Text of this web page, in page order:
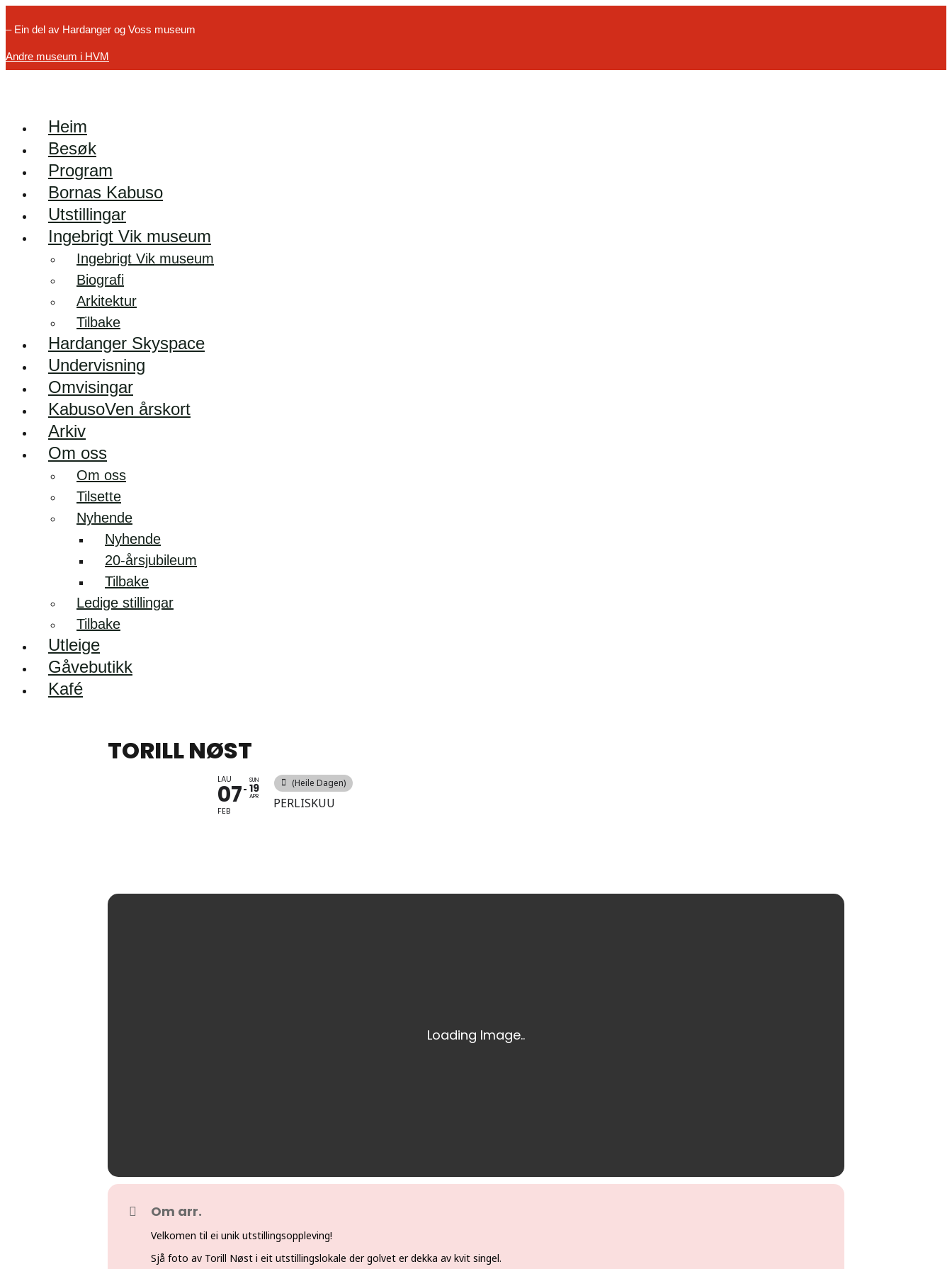
– Ein del av Hardanger og Voss museum
Andre museum i HVM
Heim
Besøk
Program
Bornas Kabuso
Utstillingar
Ingebrigt Vik museum
Ingebrigt Vik museum
Biografi
Arkitektur
Tilbake
Hardanger Skyspace
Undervisning
Omvisingar
KabusoVen årskort
Arkiv
Om oss
Om oss
Tilsette
Nyhende
Nyhende
20-årsjubileum
Tilbake
Ledige stillingar
Tilbake
Utleige
Gåvebutikk
Kafé
TORILL NØST
LAU
07
FEB
SUN
19
APR
(Heile Dagen)
PERLISKUU
Om arr.
Velkomen til ei unik utstillingsoppleving!
Sjå foto av Torill Nøst i eit utstillingslokale der golvet er dekka av kvit singel.